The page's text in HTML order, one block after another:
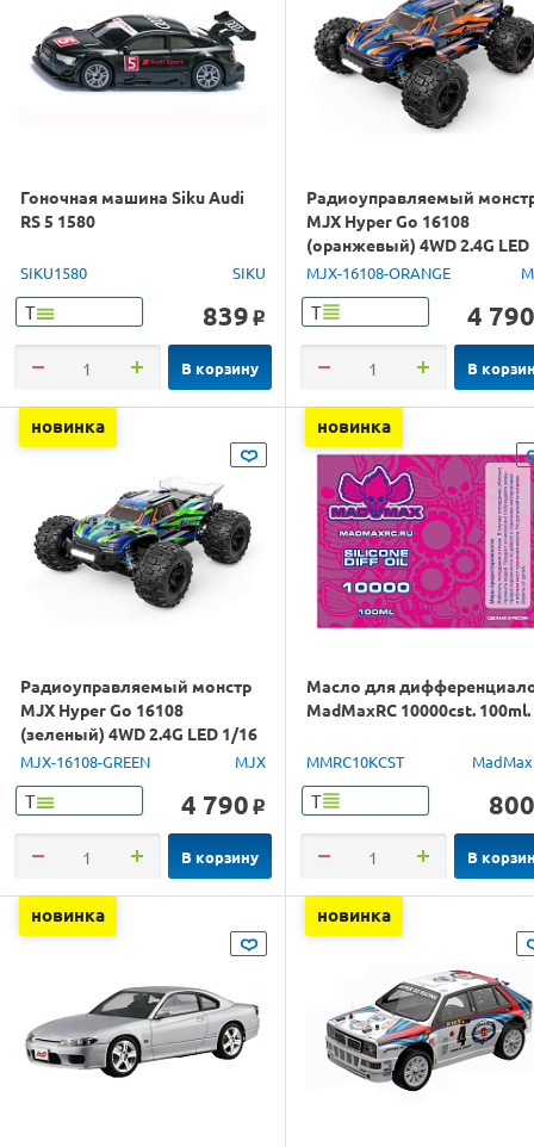
Гоночная машина Siku Audi
RS 5 1580
SIKU1580 SIKU
Т 839 o
В корзину
Радиоуправляемый
MJX Hyper Go 16108
(оранжевый) 4WD 2.4G LED
1/16 RTR
MJX-16108-ORANGE
Т 4 790
В
новинка
Радиоуправляемый монстр
MJX Hyper Go 16108
(зеленый) 4WD 2.4G LED 1/16
RTR
MJX-16108-GREEN MJX
Т 4 790 o
В корзину
новинка
Масло для
MadMaxRC 10000cst. 100ml.
MMRC10KCST
Т 800
В
новинка новинка